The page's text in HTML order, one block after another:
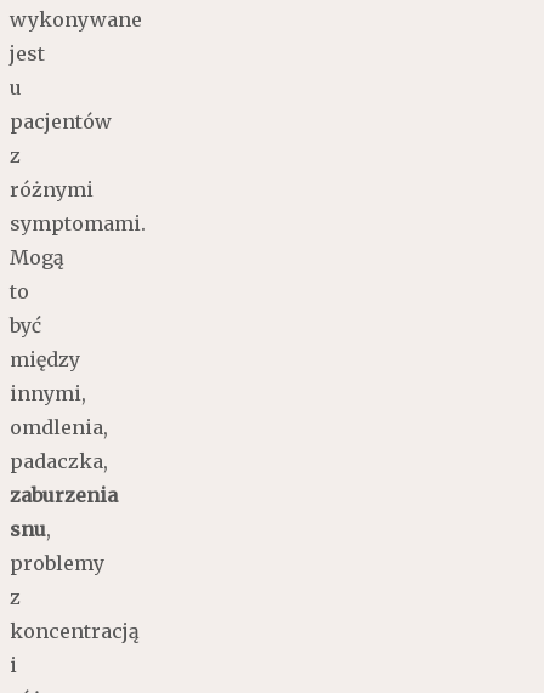
wykonywane
jest
u
pacjentów
z
różnymi
symptomami.
Mogą
to
być
między
innymi,
omdlenia,
padaczka,
zaburzenia
snu,
problemy
z
koncentracją
i